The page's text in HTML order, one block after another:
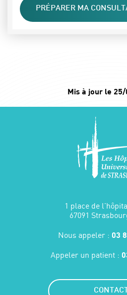
PRÉPARER MA
Mis à jour le
1 place de
67091
Nous appeler : 03
Appeler un patient :
CONTACT